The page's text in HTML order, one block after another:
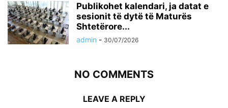
Publikohet kalendari, ja datat e
sesionit të dytë të Maturës
Shtetërore...
admin - 30/07/2026
NO COMMENTS
LEAVE A REPLY